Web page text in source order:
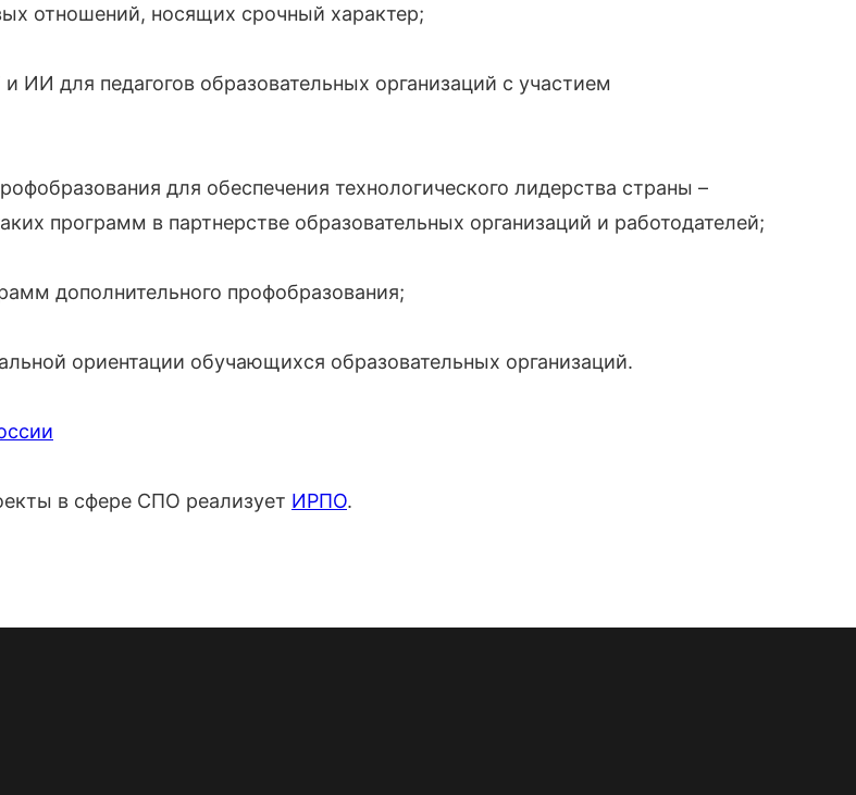
отношений, носящих срочный характер;
для педагогов образовательных организаций с участием
для обеспечения технологического лидерства страны –
программ в партнерстве образовательных организаций и работодателей;
дополнительного профобразования;
ориентации обучающихся образовательных организаций.
в сфере СПО реализует ИРПО.